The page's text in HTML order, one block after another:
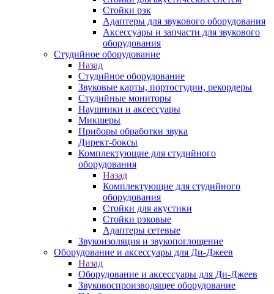
Стойки рэк
Адаптеры для звукового оборудования
Аксессуары и запчасти для звукового
оборудования
Студийное оборудование
Назад
Студийное оборудование
Звуковые карты, портостудии, рекордеры
Студийные мониторы
Наушники и аксессуары
Микшеры
Приборы обработки звука
Директ-боксы
Комплектующие для студийного
оборудования
Назад
Комплектующие для студийного
оборудования
Стойки для акустики
Стойки рэковые
Адаптеры сетевые
Звукоизоляция и звукопоглощение
Оборудование и аксессуары для Ди-Джеев
Назад
Оборудование и аксессуары для Ди-Джеев
Звуковоспроизводящее оборудование